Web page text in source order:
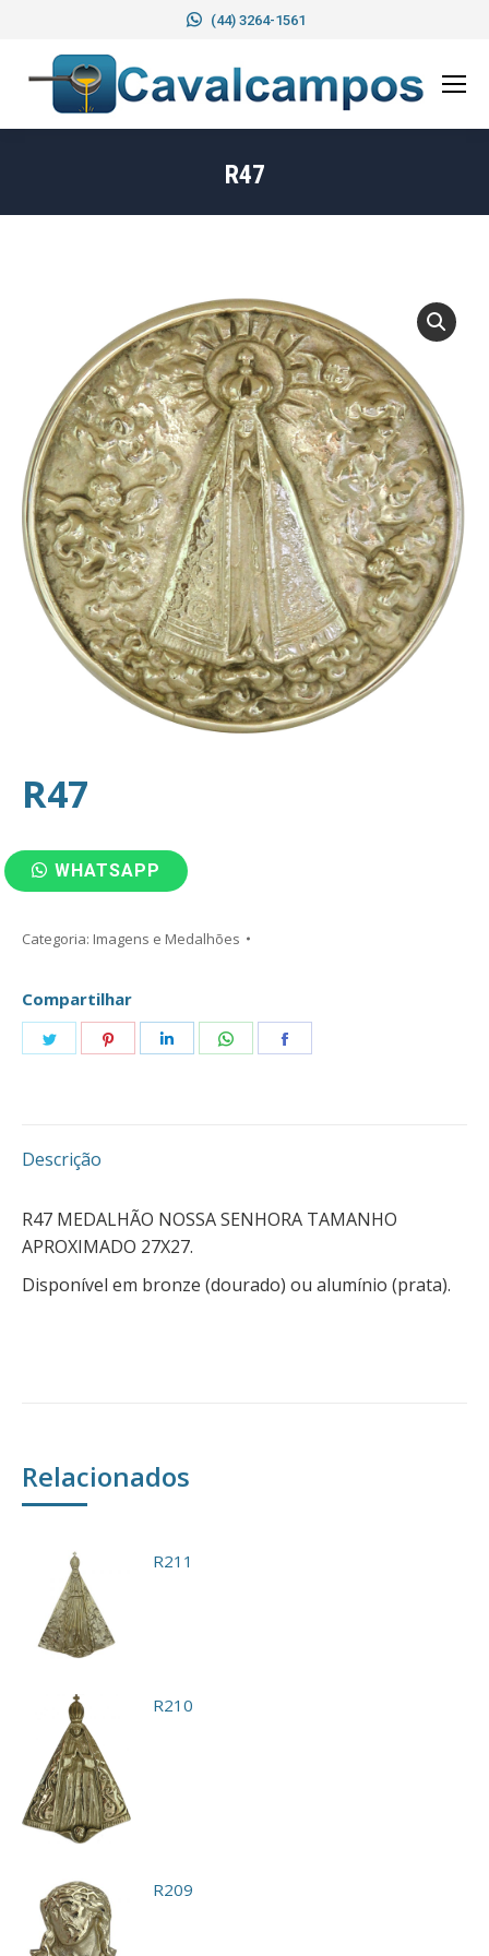
(44) 3264-1561
R47
R47
WHATSAPP
Categoria: Imagens e Medalhões
Compartilhar
CompartilharCompartilharCompartilharCompartilhar
Descrição
R47 MEDALHÃO NOSSA SENHORA TAMANHO
APROXIMADO 27X27.
Disponível em bronze (dourado) ou alumínio (prata).
Relacionados
R211
R210
R209